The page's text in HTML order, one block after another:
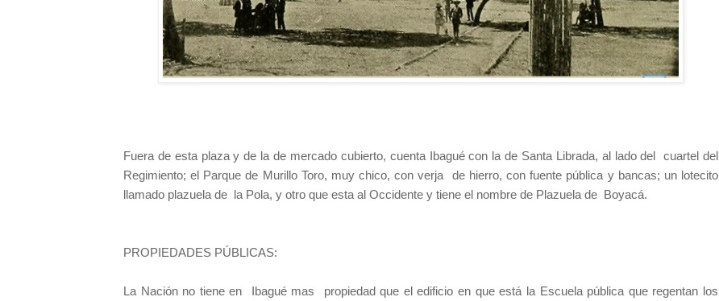
Fuera de esta plaza y de la de mercado cubierto, cuenta Ibagué con la de Santa Librada, al lado del
cuartel del
Regimiento; el Parque de Murillo Toro, muy chico, con verja
de hierro, con fuente pública y bancas; un lotecito
llamado plazuela de
la Pola, y otro que esta al Occidente y tiene el nombre de Plazuela de Boyacá.
PROPIEDADES PÚBLICAS:
La Nación no tiene en Ibagué mas
propiedad que el edificio en que está la Escuela pública que regentan los